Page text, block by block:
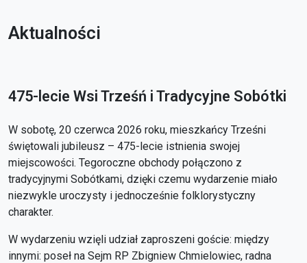
Aktualności
475-lecie Wsi Trześń i Tradycyjne Sobótki
W sobotę, 20 czerwca 2026 roku, mieszkańcy Trześni
świętowali jubileusz – 475-lecie istnienia swojej
miejscowości. Tegoroczne obchody połączono z
tradycyjnymi Sobótkami, dzięki czemu wydarzenie miało
niezwykle uroczysty i jednocześnie folklorystyczny
charakter.
W wydarzeniu wzięli udział zaproszeni goście: między
innymi: poseł na Sejm RP Zbigniew Chmielowiec, radna